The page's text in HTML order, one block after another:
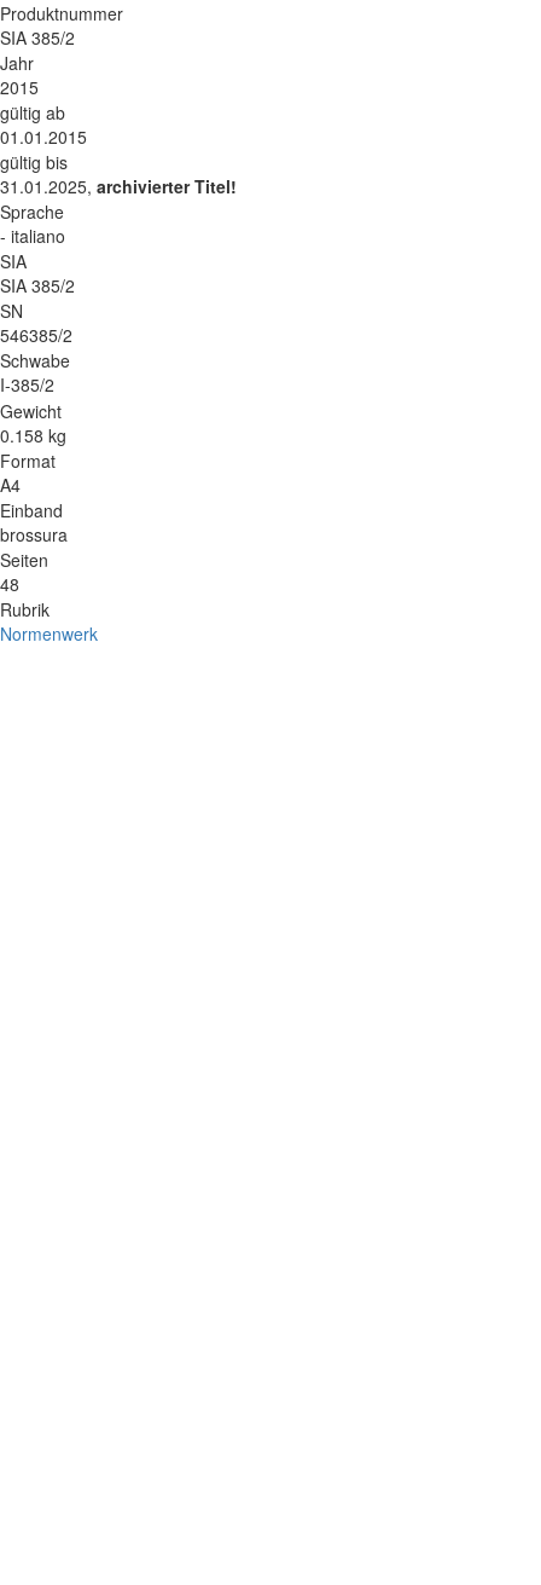
Produktnummer
SIA 385/2
Jahr
2015
gültig ab
01.01.2015
gültig bis
31.01.2025, archivierter Titel!
Sprache
- italiano
SIA
SIA 385/2
SN
546385/2
Schwabe
I-385/2
Gewicht
0.158 kg
Format
A4
Einband
brossura
Seiten
48
Rubrik
Normenwerk